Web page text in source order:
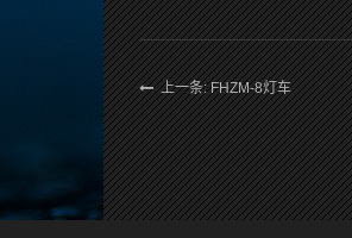
上一条: FHZM-8灯车